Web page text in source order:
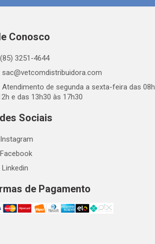
Conosco
(85) 3251-4644
sac@vetcomdistribuidora.com
Atendimento de segunda a sexta-feira das 08h
e das 13h30 às 17h30
Sociais
Instagram
Facebook
Linkedin
de Pagamento